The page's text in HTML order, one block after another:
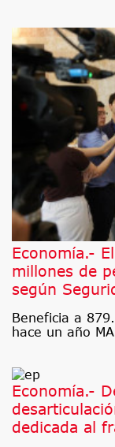
Economía.-
millones de
según
Beneficia a
hace un año
Economía.-
dedicada al